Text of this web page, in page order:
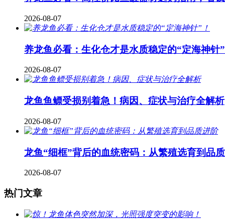
2026-08-07
养龙鱼必看：生化仓才是水质稳定的“定海神针”
2026-08-07
龙鱼鱼鳔受损别着急！病因、症状与治疗全解析
2026-08-07
龙鱼“细框”背后的血统密码：从繁殖选育到品
2026-08-07
热门文章